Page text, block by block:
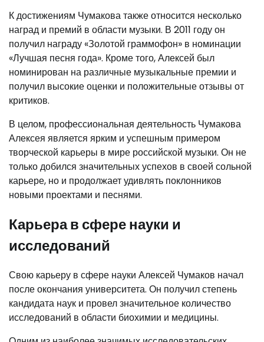
К достижениям Чумакова также относится несколько
наград и премий в области музыки. В 2011 году он
получил награду «Золотой граммофон» в номинации
«Лучшая песня года». Кроме того, Алексей был
номинирован на различные музыкальные премии и
получил высокие оценки и положительные отзывы от
критиков.
В целом, профессиональная деятельность Чумакова
Алексея является ярким и успешным примером
творческой карьеры в мире российской музыки. Он не
только добился значительных успехов в своей сольной
карьере, но и продолжает удивлять поклонников
новыми проектами и песнями.
Карьера в сфере науки и
исследований
Свою карьеру в сфере науки Алексей Чумаков начал
после окончания университета. Он получил степень
кандидата наук и провел значительное количество
исследований в области биохимии и медицины.